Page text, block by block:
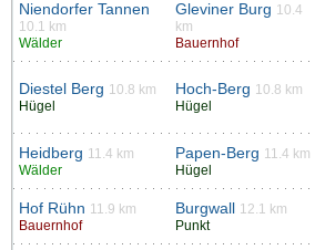
Niendorfer Tannen
10.1 km
Wälder
Gleviner Burg 10.4
km
Bauernhof
Diestel Berg 10.8 km
Hügel
Hoch-Berg 10.8 km
Hügel
Heidberg 11.4 km
Wälder
Papen-Berg 11.4 km
Hügel
Hof Rühn 11.9 km
Bauernhof
Burgwall
12.1 km
Punkt